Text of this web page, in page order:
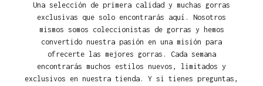
Una selección de primera calidad y muchas gorras
exclusivas que solo encontrarás aquí. Nosotros
mismos somos coleccionistas de gorras y hemos
convertido nuestra pasión en una misión para
ofrecerte las mejores gorras. Cada semana
encontrarás muchos estilos nuevos, limitados y
exclusivos en nuestra tienda. Y si tienes preguntas,